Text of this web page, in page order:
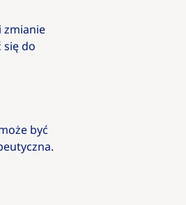
zmianie
do
być